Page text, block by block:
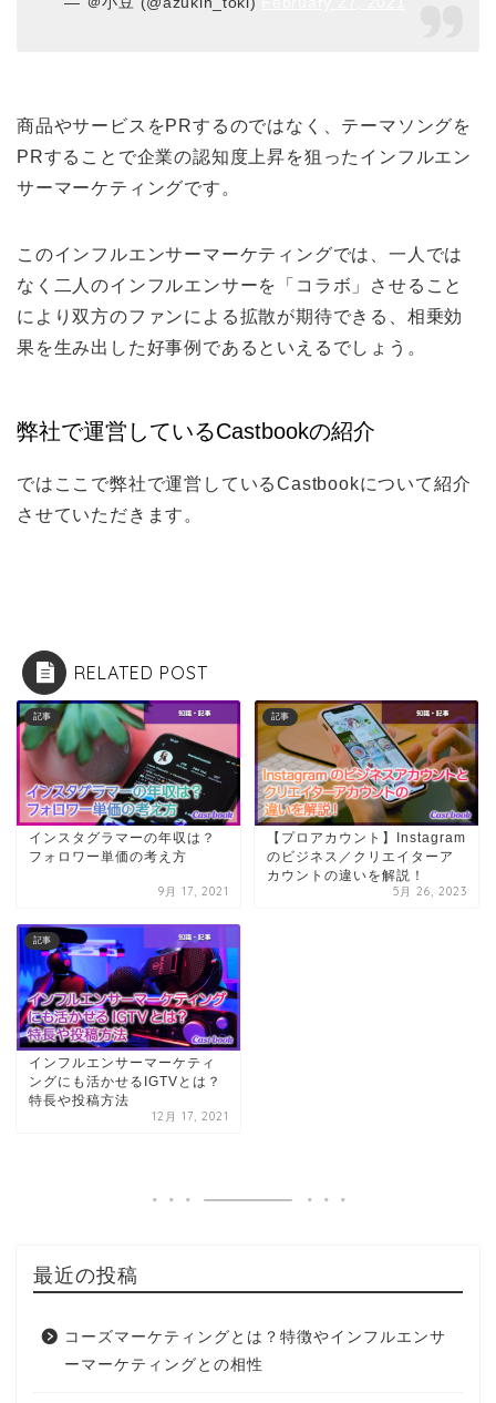
商品やサービスをPRするのではなく、テーマソングを
PRすることで企業の認知度上昇を狙ったインフルエン
サーマーケティングです。
このインフルエンサーマーケティングでは、一人では
なく二人のインフルエンサーを「コラボ」させること
により双方のファンによる拡散が期待できる、相乗効
果を生み出した好事例であるといえるでしょう。
弊社で運営しているCastbookの紹介
ではここで弊社で運営しているCastbookについて紹介
させていただきます。
RELATED POST
記事
インスタグラマーの年収は？
フォロワー単価の考え方
9月 17, 2021
記事
【プロアカウント】Instagram
のビジネス／クリエイターア
カウントの違いを解説！
5月 26, 2023
記事
インフルエンサーマーケティ
ングにも活かせるIGTVとは？
特長や投稿方法
12月 17, 2021
最近の投稿
コーズマーケティングとは？特徴やインフルエンサ
ーマーケティングとの相性